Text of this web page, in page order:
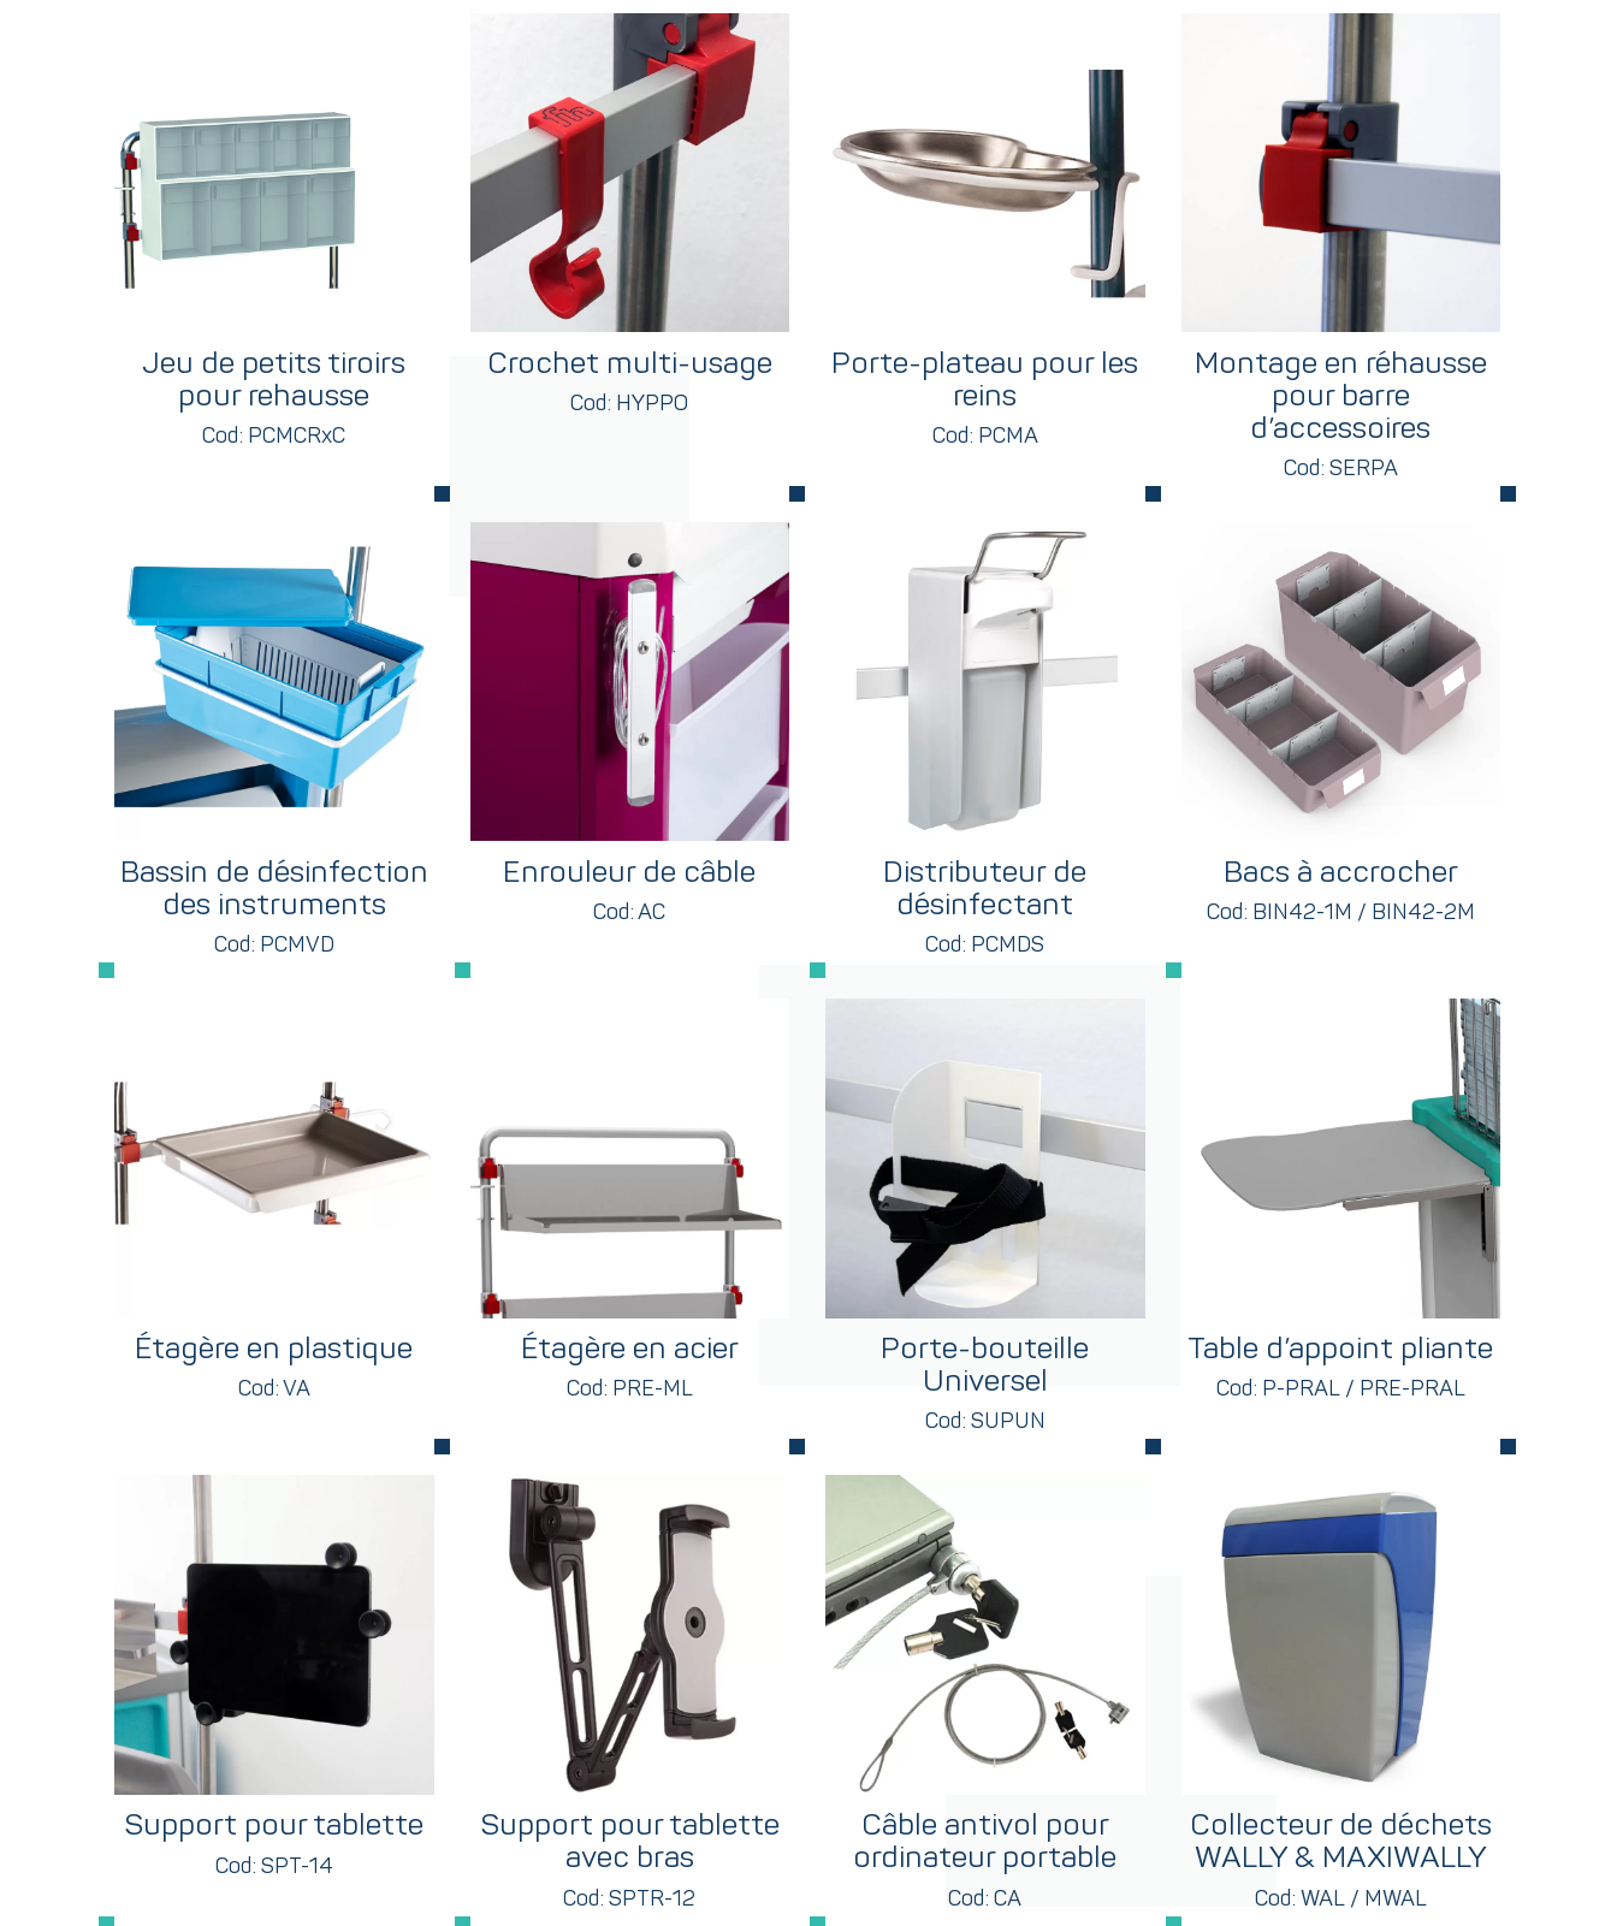
Jeu de petits tiroirs
pour rehausse
Cod: PCMCRxC
Crochet multi-usage
Cod: HYPPO
Porte-plateau pour les
reins
Cod: PCMA
Montage en réhausse
pour barre
d’accessoires
Cod: SERPA
Bassin de désinfection
des instruments
Cod: PCMVD
Enrouleur de câble
Cod: AC
Distributeur de
désinfectant
Cod: PCMDS
Bacs à accrocher
Cod: BIN42-1M / BIN42-2M
Étagère en plastique
Cod: VA
Étagère en acier
Cod: PRE-ML
Porte-bouteille
Universel
Cod: SUPUN
Table d’appoint pliante
Cod: P-PRAL / PRE-PRAL
Support pour tablette
Cod: SPT-14
Support pour tablette
avec bras
Cod: SPTR-12
Câble antivol pour
ordinateur portable
Cod: CA
Collecteur de déchets
WALLY & MAXIWALLY
Cod: WAL / MWAL